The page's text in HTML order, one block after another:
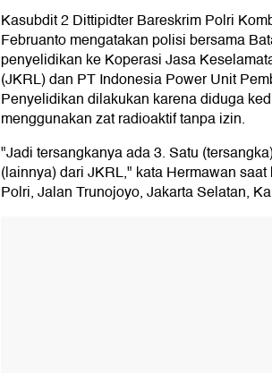
Kasubdit 2 Dittipidter Bareskrim Polri
Februanto mengatakan polisi bersama
penyelidikan ke Koperasi Jasa
(JKRL) dan PT Indonesia Power Unit
Penyelidikan dilakukan karena diduga
menggunakan zat radioaktif tanpa izin.
"Jadi tersangkanya ada 3. Satu
(lainnya) dari JKRL," kata Hermawan
Polri, Jalan Trunojoyo, Jakarta Selatan,